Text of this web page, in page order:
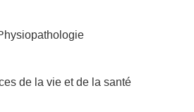
de la vie et de la santé